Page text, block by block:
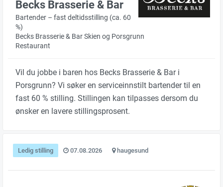
Becks Brasserie & Bar
Bartender – fast deltidsstilling (ca. 60
%)
Becks Brasserie & Bar Skien og Porsgrunn
Restaurant
Vil du jobbe i baren hos Becks Brasserie & Bar i
Porsgrunn? Vi søker en serviceinnstilt bartender til en
fast 60 % stilling. Stillingen kan tilpasses dersom du
ønsker en lavere stillingsprosent.
Ledig stilling 07.08.2026 haugesund